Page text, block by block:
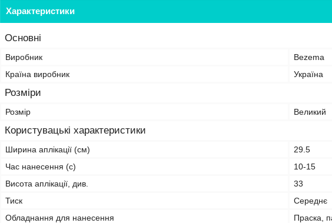
Характеристики
Основні
Виробник
Bezema
Країна виробник
Україна
Розміри
Розмір Великий
Користувацькі характеристики
Ширина аплікації (см)
29.5
Час нанесення (с)
10-15
Висота аплікації, див.
33
Тиск
Середнє
Обладнання для нанесення
Праска,